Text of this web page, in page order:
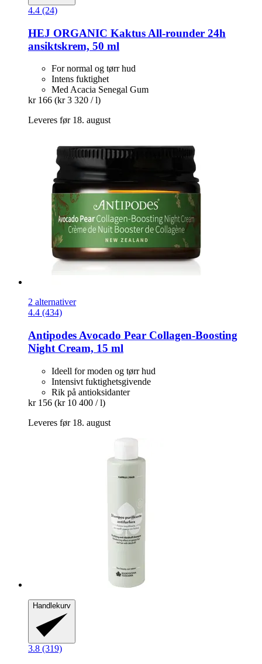
4.4 (24)
HEJ ORGANIC Kaktus All-​rounder 24h
ansiktskrem, 50 ml
For normal og tørr hud
Intens fuktighet
Med Acacia Senegal Gum
kr 166 (kr 3 320 / l)
Leveres før 18. august
2 alternativer
4.4 (434)
Antipodes Avocado Pear Collagen-​Boosting
Night Cream, 15 ml
Ideell for moden og tørr hud
Intensivt fuktighetsgivende
Rik på antioksidanter
kr 156 (kr 10 400 / l)
Leveres før 18. august
Handlekurv
3.8 (319)